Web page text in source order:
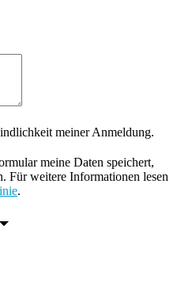
meiner Anmeldung.
meine Daten speichert,
Für weitere Informationen lesen
.